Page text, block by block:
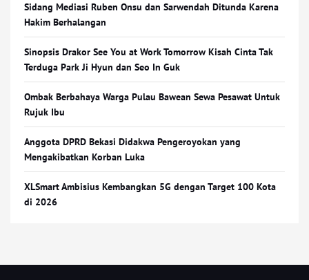
Sidang Mediasi Ruben Onsu dan Sarwendah Ditunda Karena
Hakim Berhalangan
Sinopsis Drakor See You at Work Tomorrow Kisah Cinta Tak
Terduga Park Ji Hyun dan Seo In Guk
Ombak Berbahaya Warga Pulau Bawean Sewa Pesawat Untuk
Rujuk Ibu
Anggota DPRD Bekasi Didakwa Pengeroyokan yang
Mengakibatkan Korban Luka
XLSmart Ambisius Kembangkan 5G dengan Target 100 Kota
di 2026